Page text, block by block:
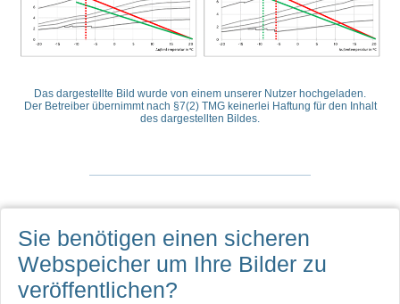
Das dargestellte Bild wurde von einem unserer Nutzer hochgeladen.
Der Betreiber übernimmt nach §7(2) TMG keinerlei Haftung für den Inhalt
des dargestellten Bildes.
Sie benötigen einen sicheren
Webspeicher um Ihre Bilder zu
veröffentlichen?